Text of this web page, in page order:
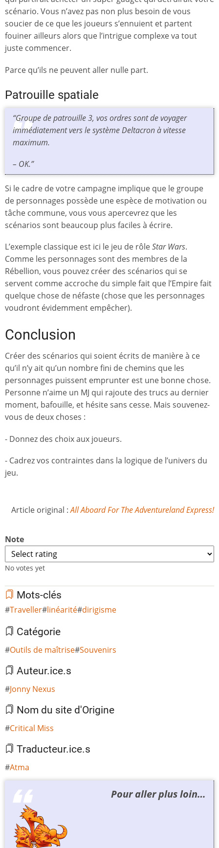
scénario. Vous n’avez pas non plus besoin de vous
soucier de ce que les joueurs s’ennuient et partent
fouiner ailleurs alors que l’intrigue complexe va tout
juste commencer.
Parce qu’ils ne peuvent aller nulle part.
Patrouille spatiale
“Groupe de patrouille 3, vos ordres sont de voyager
immédiatement vers le système Deltacron à vitesse
maximum.
– OK.”
Si le cadre de votre campagne implique que le groupe
de personnages possède une espèce de motivation ou
tâche commune, vous vous apercevrez que les
scénarios sont beaucoup plus faciles à écrire.
L’exemple classique est ici le jeu de rôleStar Wars.
Comme les personnages sont des membres de la
Rébellion, vous pouvez créer des scénarios qui se
servent comme accroche du simple fait que l’Empire fait
quelque chose de néfaste (chose que les personnages
voudront évidemment empêcher).
Conclusion
Créer des scénarios qui soient écrits de manière à ce
qu’il n’y ait qu’un nombre fini de chemins que les
personnages puissent emprunter est une bonne chose.
Personne n’aime un MJ qui rajoute des trucs au dernier
moment, bafouille, et hésite sans cesse. Mais souvenez-
vous de deux choses :
- Donnez des choix aux joueurs.
- Cadrez vos contraintes dans la logique de l’univers du
jeu.
Article original :All Aboard For The Adventureland Express!
Note
No votes yet
Mots-clés
Traveller linéarité dirigisme
Catégorie
Outils de maîtrise Souvenirs
Auteur.ice.s
Jonny Nexus
Nom du site d'Origine
Critical Miss
Traducteur.ice.s
Atma
Pour aller plus loin…